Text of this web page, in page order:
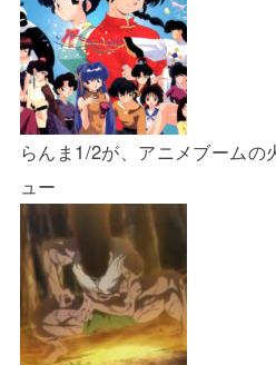
らんま1/2が、アニメブームの
ュー